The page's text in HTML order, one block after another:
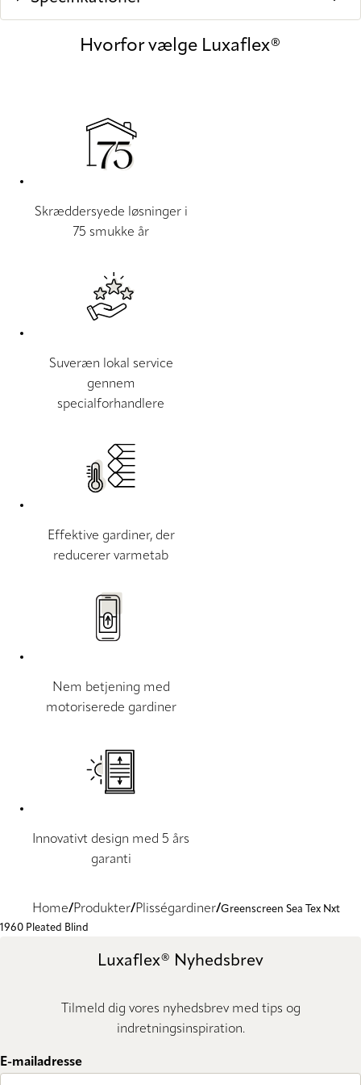
Hvorfor vælge Luxaflex®
Skræddersyede løsninger i
75 smukke år
Suveræn lokal service
gennem
specialforhandlere
Effektive gardiner, der
reducerer varmetab
Nem betjening med
motoriserede gardiner
Innovativt design med 5 års
garanti
Home Produkter Plisségardiner Greenscreen Sea Tex Nxt
1960 Pleated Blind
Luxaflex® Nyhedsbrev
Tilmeld dig vores nyhedsbrev med tips og
indretningsinspiration.
E-mailadresse